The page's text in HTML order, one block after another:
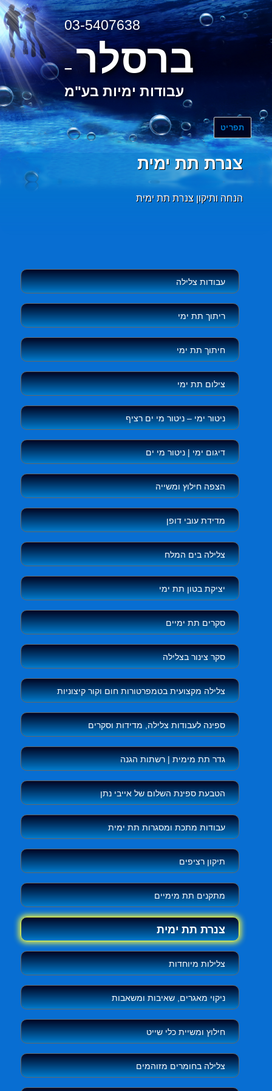
03-5407638
ברסלר –
עבודות ימיות בע"מ
תפריט
צנרת תת ימית
הנחה ותיקון צנרת תת ימית
עבודות צלילה
ריתוך תת ימי
חיתוך תת ימי
צילום תת ימי
ניטור ימי – ניטור מי ים רציף
דיגום ימי | ניטור מי ים
הצפה חילוץ ומשייה
מדידת עובי דופן
צלילה בים המלח
יציקת בטון תת ימי
סקרים תת ימיים
סקר צינור בצלילה
צלילה מקצועית בטמפרטורות חום וקור קיצוניות
ספינה לעבודות צלילה, מדידות וסקרים
גדר תת מימית | רשתות הגנה
הטבעת ספינת השלום של אייבי נתן
עבודות מתכת ומסגרות תת ימית
תיקון רציפים
מתקנים תת מימיים
צנרת תת ימית
צלילות מיוחדות
ניקוי מאגרים, שאיבות ומשאבות
חילוץ ומשיית כלי שייט
צלילה בחומרים מזוהמים